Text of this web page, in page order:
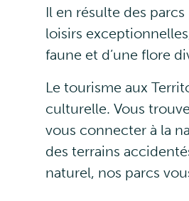
Il en résulte des
loisirs
faune et d’une flore
Le tourisme aux
culturelle. Vous
vous connecter à la
des terrains
naturel, nos parcs